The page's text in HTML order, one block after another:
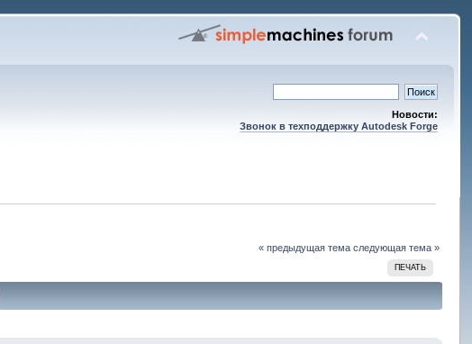
Новости:
Звонок в техподдержку Autodesk Forge
« предыдущая тема следующая тема »
ПЕЧАТЬ